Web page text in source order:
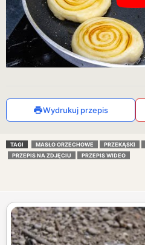
Wydrukuj przepis
TAGI MASŁO ORZECHOWE PRZEKĄSKI
PRZEPIS NA ZDJĘCIU
PRZEPIS WIDEO